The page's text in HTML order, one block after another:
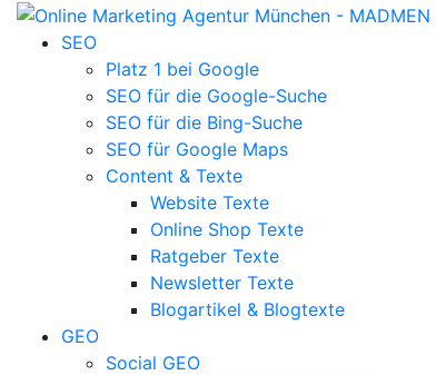
SEO
Platz 1 bei Google
SEO für die Google-Suche
SEO für die Bing-Suche
SEO für Google Maps
Content & Texte
Website Texte
Online Shop Texte
Ratgeber Texte
Newsletter Texte
Blogartikel & Blogtexte
GEO
Social GEO